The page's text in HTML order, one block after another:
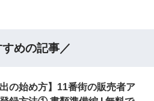
すめの記事／
出の始め方】11番街の販売者ア